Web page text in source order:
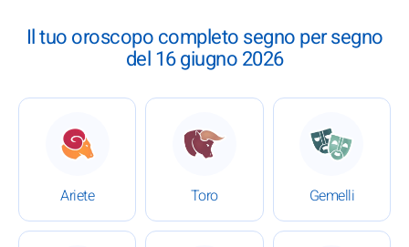
Il tuo oroscopo completo segno per segno
del 16 giugno 2026
Ariete
: Oroscopo completo del 16 giugno 2026
Toro
: Oroscopo completo del
Gemelli
: